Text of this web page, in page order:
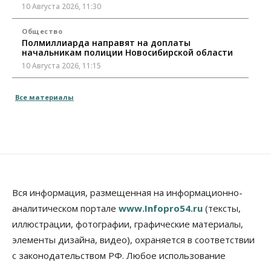
10 Августа 2026, 11:30
Общество
Полмиллиарда направят на доплаты
начальникам полиции Новосибирской области
10 Августа 2026, 11:15
ПСБ нарастил объемы факторинга МСБ в
Бизнес Город Общество
Большая часть улиц в Новосибирске закрыта для
движения самокатов
10 Августа 2026, 10:00
Все материалы
Вся информация, размещенная на информационно-
аналитическом портале www.Infopro54.ru (тексты,
иллюстрации, фотографии, графические материалы,
элементы дизайна, видео), охраняется в соответствии
с законодательством РФ. Любое использование